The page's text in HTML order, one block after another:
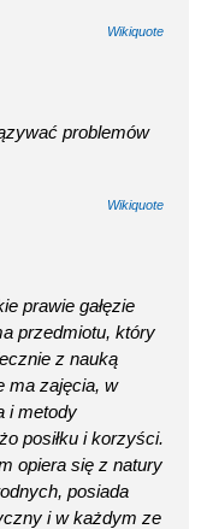
Wikiquote
problemów
Wikiquote
prawie gałęzie
przedmiotu, który
z nauką
ma zajęcia, w
i metody
posiłku i korzyści.
opiera się z natury
posiada
i w każdym ze